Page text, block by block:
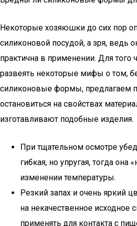
Некоторые хозяюшки до сих пор
силиконовой посудой, а зря, ведь
практична в применении. Для того
развеять некоторые мифы о том,
силиконовые формы, предлагаем
остановиться на свойствах
изготавливают подобные изделия.
При тщательном осмотре
гибкая, но упругая, тогда она
изменении температуры.
Резкий запах и очень яркий
на некачественное исходное
применять для контакта с